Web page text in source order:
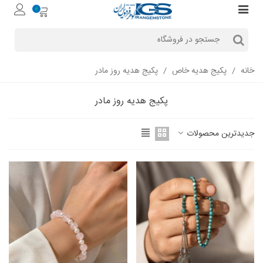
0
خانه / پکیج هدیه خاص / پکیج هدیه روز مادر
پکیج هدیه روز مادر
جدیدترین محصولات